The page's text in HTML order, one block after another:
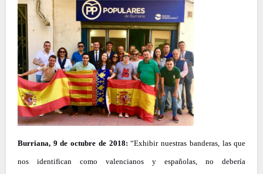
Burriana, 9 de octubre de 2018:“Exhibir nuestras banderas, las que
nos identifican como valencianos y españolas, no debería